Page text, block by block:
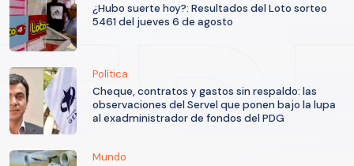
¿Hubo suerte hoy?: Resultados del Loto sorteo
5461 del jueves 6 de agosto
Política
Cheque, contratos y gastos sin respaldo: las
observaciones del Servel que ponen bajo la lupa
al exadministrador de fondos del PDG
Mundo